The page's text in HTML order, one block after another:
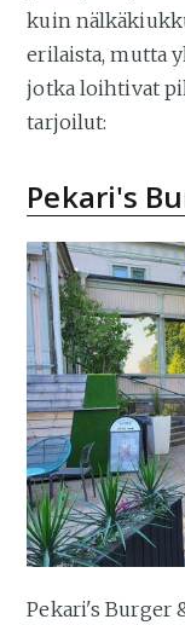
kuin
erilaista, mutta
jotka loihtivat
tarjoilut:
Pekari's
Pekari's Burger